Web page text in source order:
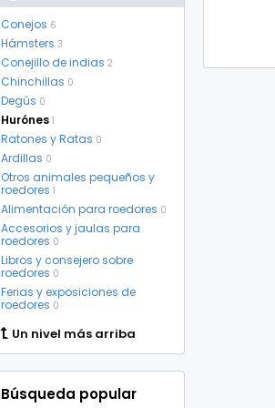
Conejos 6
Hámsters 3
Conejillo de indias 2
Chinchillas 0
Degús 0
Hurónes 1
Ratones y Ratas 0
Ardillas 0
Otros animales pequeños y
roedores 1
Alimentación para roedores 0
Accesorios y jaulas para
roedores 0
Libros y consejero sobre
roedores 0
Ferias y exposiciones de
roedores 0
Un nivel más arriba
Búsqueda popular